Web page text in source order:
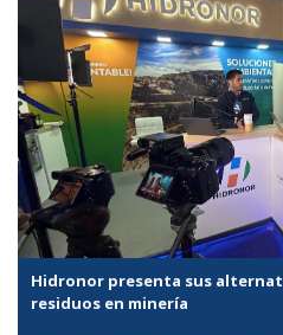
Hidronor presenta sus
residuos en minería